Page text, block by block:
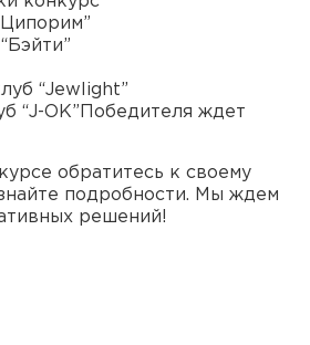
“Jewlight”
“J-OK”Победителя ждет
обратитесь к своему
подробности. Мы ждем
решений!